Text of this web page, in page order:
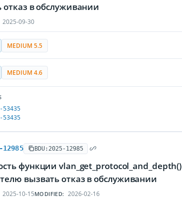
отказ в обслуживании
2025-09-30
MEDIUM 5.5
MEDIUM 4.6
53435
53435
12985 BDU:2025-12985
функции
вызвать отказ в обслуживании
2025-10-15MODIFIED: 2026-02-16